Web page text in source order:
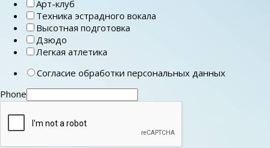
Арт-клуб
Техника эстрадного вокала
Высотная подготовка
Дзюдо
Легкая атлетика
Согласие обработки персональных данных
Phone